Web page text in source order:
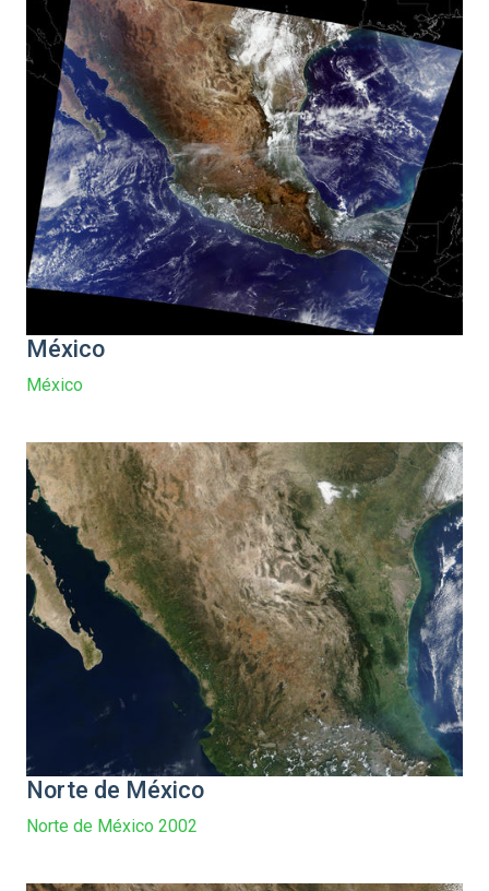
México
México
Norte de México
Norte de México 2002